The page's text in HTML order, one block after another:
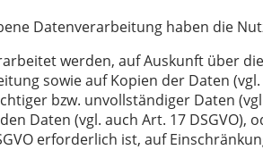
Datenverarbeitung haben die
werden, auf Auskunft über
sowie auf Kopien der Daten (vgl.
bzw. unvollständiger Daten
Daten (vgl. auch Art. 17 DSGVO),
erforderlich ist, auf